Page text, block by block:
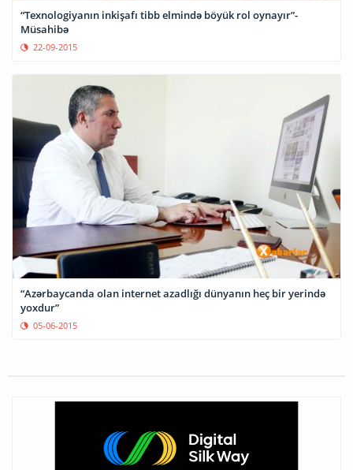
“Texnologiyanın inkişafı tibb elmində böyük rol oynayır”-
Müsahibə
22-09-2015
“Azərbaycanda olan internet azadlığı dünyanın heç bir yerində
yoxdur”
05-06-2015